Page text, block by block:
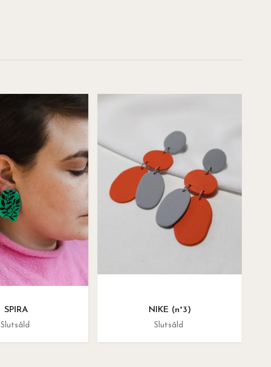
SPIRA
Slutsåld
NIKE (n°3)
Slutsåld